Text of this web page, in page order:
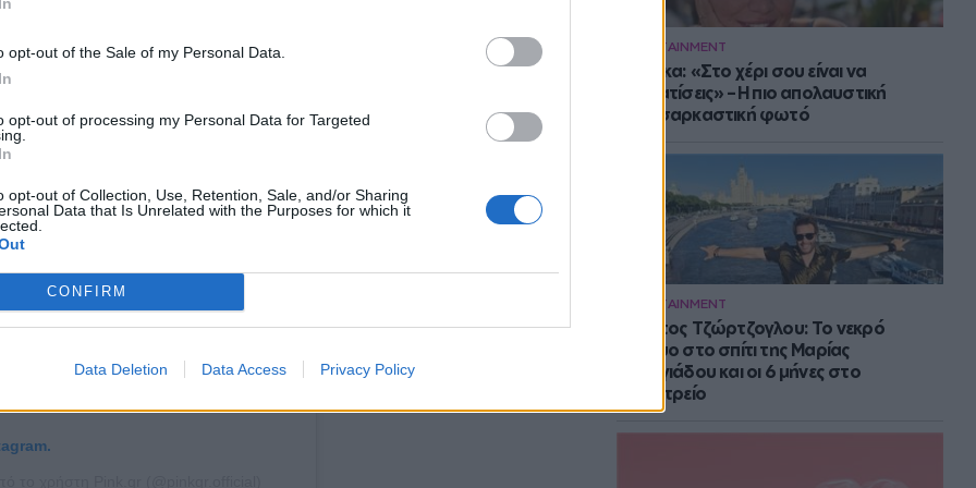
opt-out of the Sale of my Personal Data.
opt-out of processing my Personal Data for Targeted
opt-out of Collection, Use, Retention, Sale, and/or Sharing
Data that Is Unrelated with the Purposes for which it
CONFIRM
Data Deletion Data Access Privacy Policy
ENTERTAINMENT
Μπάρκα: «Στο χέρι σου είναι να
αδυνατίσεις» – Η πιο απολαυστική
αυτοσαρκαστική φωτό
ENTERTAINMENT
Στράτος Τζώρτζογλου: Το νεκρό
έμβρυο στο σπίτι της Μαρίας
Γεωργιάδου και οι 6 μήνες στο
ψυχιατρείο